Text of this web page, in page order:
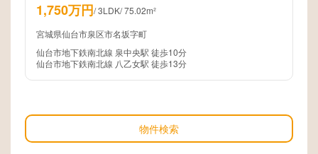
1,750万円/3LDK/75.02m²
宮城県仙台市泉区市名坂字町
仙台市地下鉄南北線 泉中央駅 徒歩10分
仙台市地下鉄南北線 八乙女駅 徒歩13分
物件検索